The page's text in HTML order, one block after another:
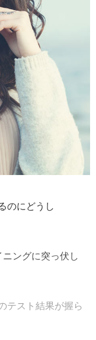
のにどうし
ングに突っ伏し
テスト結果が握ら